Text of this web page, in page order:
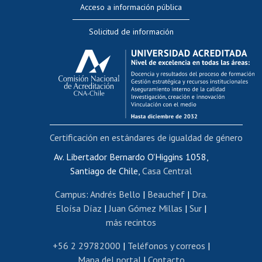
Evaluación docente
Calificación académica
Postulación al AUCAI
Funcionarias/os
Cursos internos de capacitación
Bienestar del personal
Portal de movilidad interna
Certificado de renta
Certificado de renta honorarios
Editar páginas blancas
Extranjeras/os
Revalidación y reconocimiento de títulos
Acceso a información pública
Solicitud de información
Av. Libertador Bernardo O'Higgins 1058,
Santiago de Chile, Casa Central
Campus: Andrés Bello | Beauchef| Dra.
Eloísa Díaz |Juan Gómez Millas | Sur |
más recintos
+56 2 29782000 | Teléfonos y correos |
Certificación en estándares de igualdad de género